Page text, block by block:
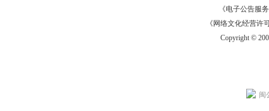
《电子公告服务
《网络文化经营许
Copyright ©
闽